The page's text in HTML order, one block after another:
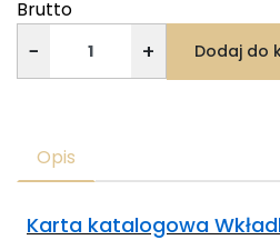
Brutto
− + Dodaj do
Opis
Karta katalogowa